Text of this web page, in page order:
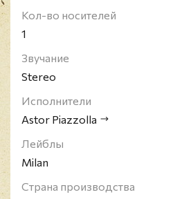
Кол-во носителей
1
Звучание
Stereo
Исполнители
Astor Piazzolla
Лейблы
Milan
Страна производства